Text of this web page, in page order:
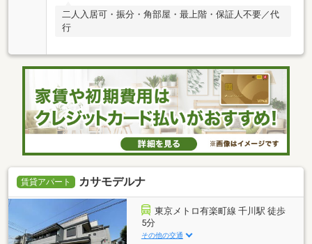
二人入居可・振分・角部屋・最上階・保証人不要／代
行
賃貸アパート カサモデルナ
東京メトロ有楽町線 千川駅 徒歩
5分
その他の交通